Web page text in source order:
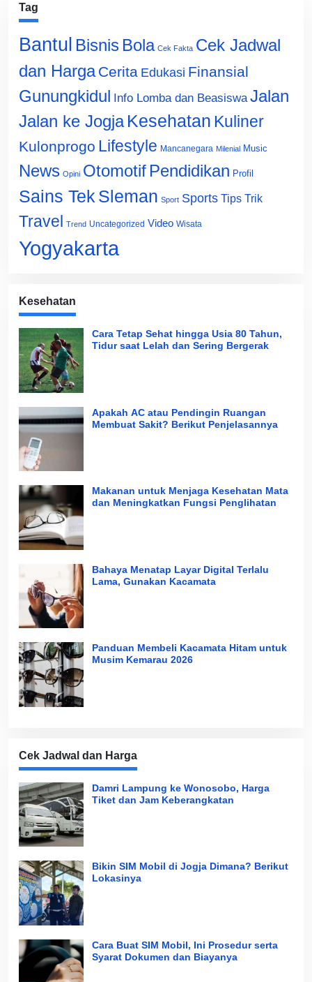
Tag
Bantul Bisnis Bola Cek Fakta Cek Jadwal
dan Harga Cerita Edukasi Finansial
Gunungkidul Info Lomba dan Beasiswa Jalan
Jalan ke Jogja Kesehatan Kuliner
Kulonprogo Lifestyle Mancanegara Milenial Music
News Opini Otomotif Pendidikan Profil
Sains Tek Sleman Sport Sports Tips Trik
Travel Trend Uncategorized Video Wisata
Yogyakarta
Kesehatan
Cara Tetap Sehat hingga Usia 80 Tahun,
Tidur saat Lelah dan Sering Bergerak
Apakah AC atau Pendingin Ruangan
Membuat Sakit? Berikut Penjelasannya
Makanan untuk Menjaga Kesehatan Mata
dan Meningkatkan Fungsi Penglihatan
Bahaya Menatap Layar Digital Terlalu
Lama, Gunakan Kacamata
Panduan Membeli Kacamata Hitam untuk
Musim Kemarau 2026
Cek Jadwal dan Harga
Damri Lampung ke Wonosobo, Harga
Tiket dan Jam Keberangkatan
Bikin SIM Mobil di Jogja Dimana? Berikut
Lokasinya
Cara Buat SIM Mobil, Ini Prosedur serta
Syarat Dokumen dan Biayanya